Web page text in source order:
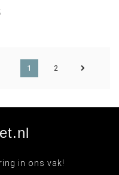
1 2
in ons vak!